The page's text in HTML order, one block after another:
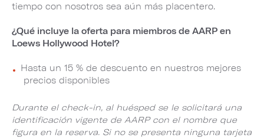
tiempo con nosotros sea aún más placentero.
¿Qué incluye la oferta para miembros de AARP en
Loews Hollywood Hotel?
Hasta un 15 % de descuento en nuestros mejores
precios disponibles
Durante el check-in, al huésped se le solicitará una
identificación vigente de AARP con el nombre que
figura en la reserva. Si no se presenta ninguna tarjeta